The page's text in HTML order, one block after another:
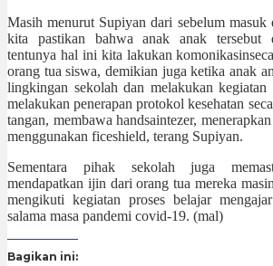
Masih menurut Supiyan dari sebelum
kita pastikan bahwa anak anak tersebut
tentunya hal ini kita lakukan
orang tua siswa, demikian juga ketika anak
lingkingan sekolah dan melakukan kegiatan
melakukan penerapan protokol kesehatan
tangan, membawa handsaintezer,
menggunakan ficeshield, terang Supiyan.
Sementara pihak sekolah juga
mendapatkan ijin dari orang tua mereka
mengikuti kegiatan proses belajar
salama masa pandemi covid-19. (mal)
Bagikan ini: